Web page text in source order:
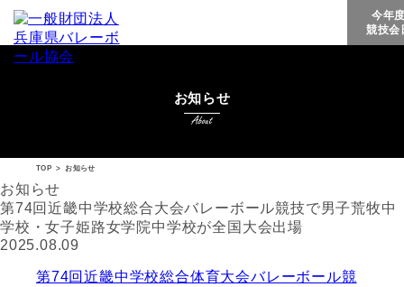
今年
競技会
お知らせ
TOP > お知らせ
お知らせ
第74回近畿中学校総合大会バレーボール競技で男子荒牧中
学校・女子姫路女学院中学校が全国大会出場
2025.08.09
第74回近畿中学校総合体育大会バレーボール競